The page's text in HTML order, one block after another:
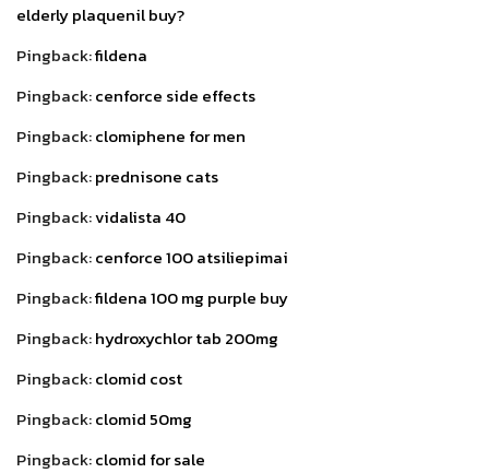
elderly plaquenil buy?
Pingback:fildena
Pingback:cenforce side effects
Pingback:clomiphene for men
Pingback:prednisone cats
Pingback:vidalista 40
Pingback:cenforce 100 atsiliepimai
Pingback:fildena 100 mg purple buy
Pingback:hydroxychlor tab 200mg
Pingback:clomid cost
Pingback:clomid 50mg
Pingback:clomid for sale